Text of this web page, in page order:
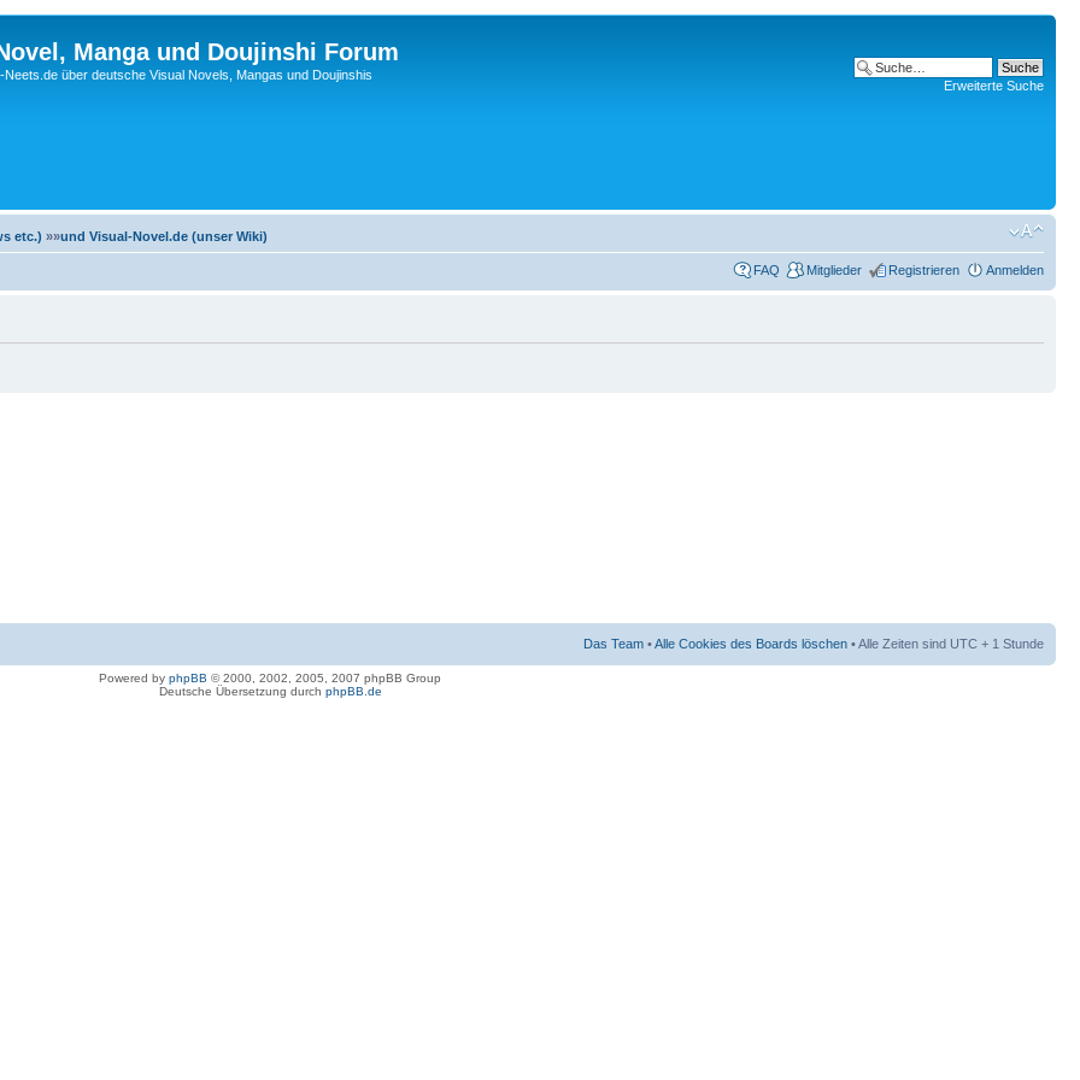
Manga und Doujinshi Forum
über deutsche Visual Novels, Mangas und Doujinshis
Erweiterte Suche
etc.) »»und Visual-Novel.de (unser Wiki)
FAQ Mitglieder Registrieren Anmelden
Das Team •Alle Cookies des Boards löschen • Alle Zeiten sind UTC + 1 Stunde
Powered by phpBB © 2000, 2002, 2005, 2007 phpBB Group
Deutsche Übersetzung durch phpBB.de